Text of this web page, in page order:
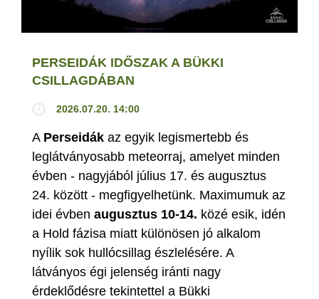
PERSEIDÁK IDŐSZAK A BÜKKI
CSILLAGDÁBAN
2026.07.20. 14:00
A Perseidák az egyik legismertebb és
leglátványosabb meteorraj, amelyet minden
évben - nagyjából július 17. és augusztus
24. között - megfigyelhetünk. Maximumuk az
idei évben augusztus 10-14. közé esik, idén
a Hold fázisa miatt különösen jó alkalom
nyílik sok hullócsillag észlelésére. A
látványos égi jelenség iránti nagy
érdeklődésre tekintettel a Bükki